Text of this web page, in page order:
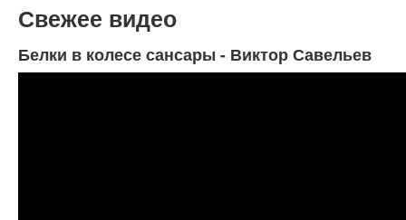
Свежее видео
Белки в колесе сансары - Виктор Савельев